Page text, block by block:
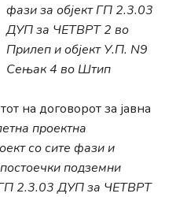
фази за објект ГП 2.3.03
ДУП за ЧЕТВРТ 2 во
Прилеп и објект У.П. N9
Сењак 4 во Штип
на договорот за јавна
проектна
со сите фази и
подземни
2.3.03 ДУП за ЧЕТВРТ